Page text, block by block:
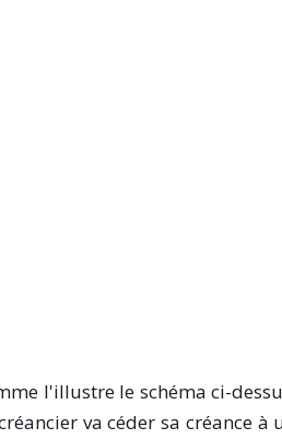
l'illustre le schéma ci-
va céder sa créance